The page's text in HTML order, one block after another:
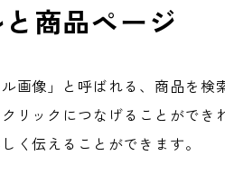
商品ページ
画像」と呼ばれる、商品を検
リックにつなげることがで
く伝えることができます。